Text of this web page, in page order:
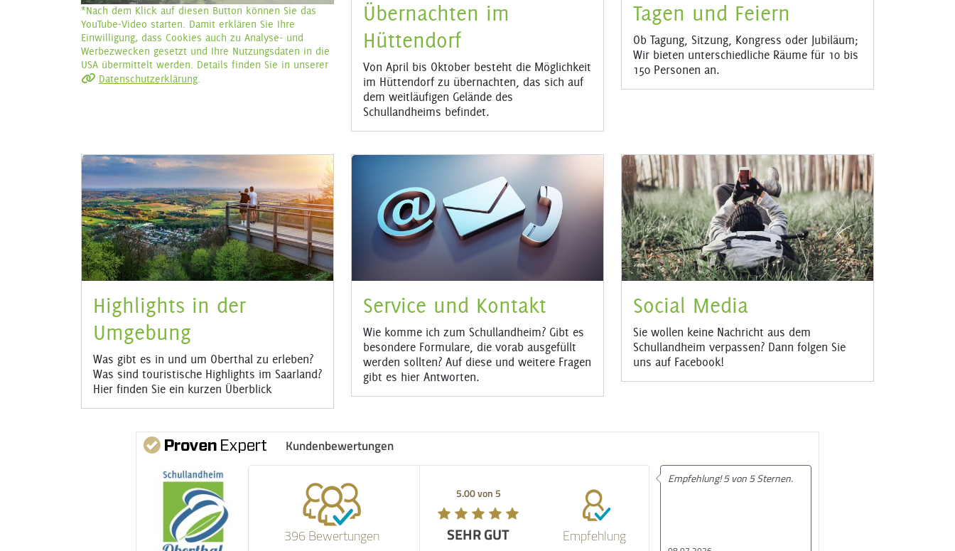
*Nach dem Klick auf diesen Button können Sie das
YouTube-Video starten. Damit erklären Sie Ihre
Einwilligung, dass Cookies auch zu Analyse- und
Werbezwecken gesetzt und Ihre Nutzungsdaten in die
USA übermittelt werden. Details finden Sie in unserer
Datenschutzerklärung.
Übernachten im
Hüttendorf
Von April bis Oktober besteht die Möglichkeit
im Hüttendorf zu übernachten, das sich auf
dem weitläufigen Gelände des
Schullandheims befindet.
Tagen und Feiern
Ob Tagung, Sitzung, Kongress oder Jubiläum;
Wir bieten unterschiedliche Räume für 10 bis
150 Personen an.
Highlights in der
Umgebung
Was gibt es in und um Oberthal zu erleben?
Was sind touristische Highlights im Saarland?
Hier finden Sie ein kurzen Überblick
Service und Kontakt
Wie komme ich zum Schullandheim? Gibt es
besondere Formulare, die vorab ausgefüllt
werden sollten? Auf diese und weitere Fragen
gibt es hier Antworten.
Social Media
Sie wollen keine Nachricht aus dem
Schullandheim verpassen? Dann folgen Sie
uns auf Facebook!
Kundenbewertungen
396 Bewertungen
5.00 von 5
SEHR GUT Empfehlung
Empfehlung! 5 von 5 Sternen.